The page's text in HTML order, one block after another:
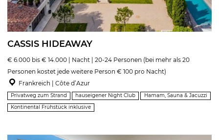
CASSIS HIDEAWAY
€ 6.000 bis € 14.000 | Nacht | 20-24 Personen (bei mehr als 20
Personen kostet jede weitere Person € 100 pro Nacht)
Frankreich | Côte d’Azur
Privatweg zum Strand hauseigener Night Club
Hamam, Sauna & Jacuzzi
Kontinental Frühstück inklusive